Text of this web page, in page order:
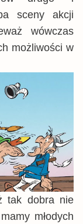
sceny akcji
wówczas
możliwości w
tak dobra nie
młodych